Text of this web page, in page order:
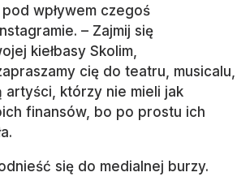
wpływem czegoś
– Zajmij się
kiełbasy Skolim,
cię do teatru, musicalu,
artyści, którzy nie mieli jak
finansów, bo po prostu ich
się do medialnej burzy.